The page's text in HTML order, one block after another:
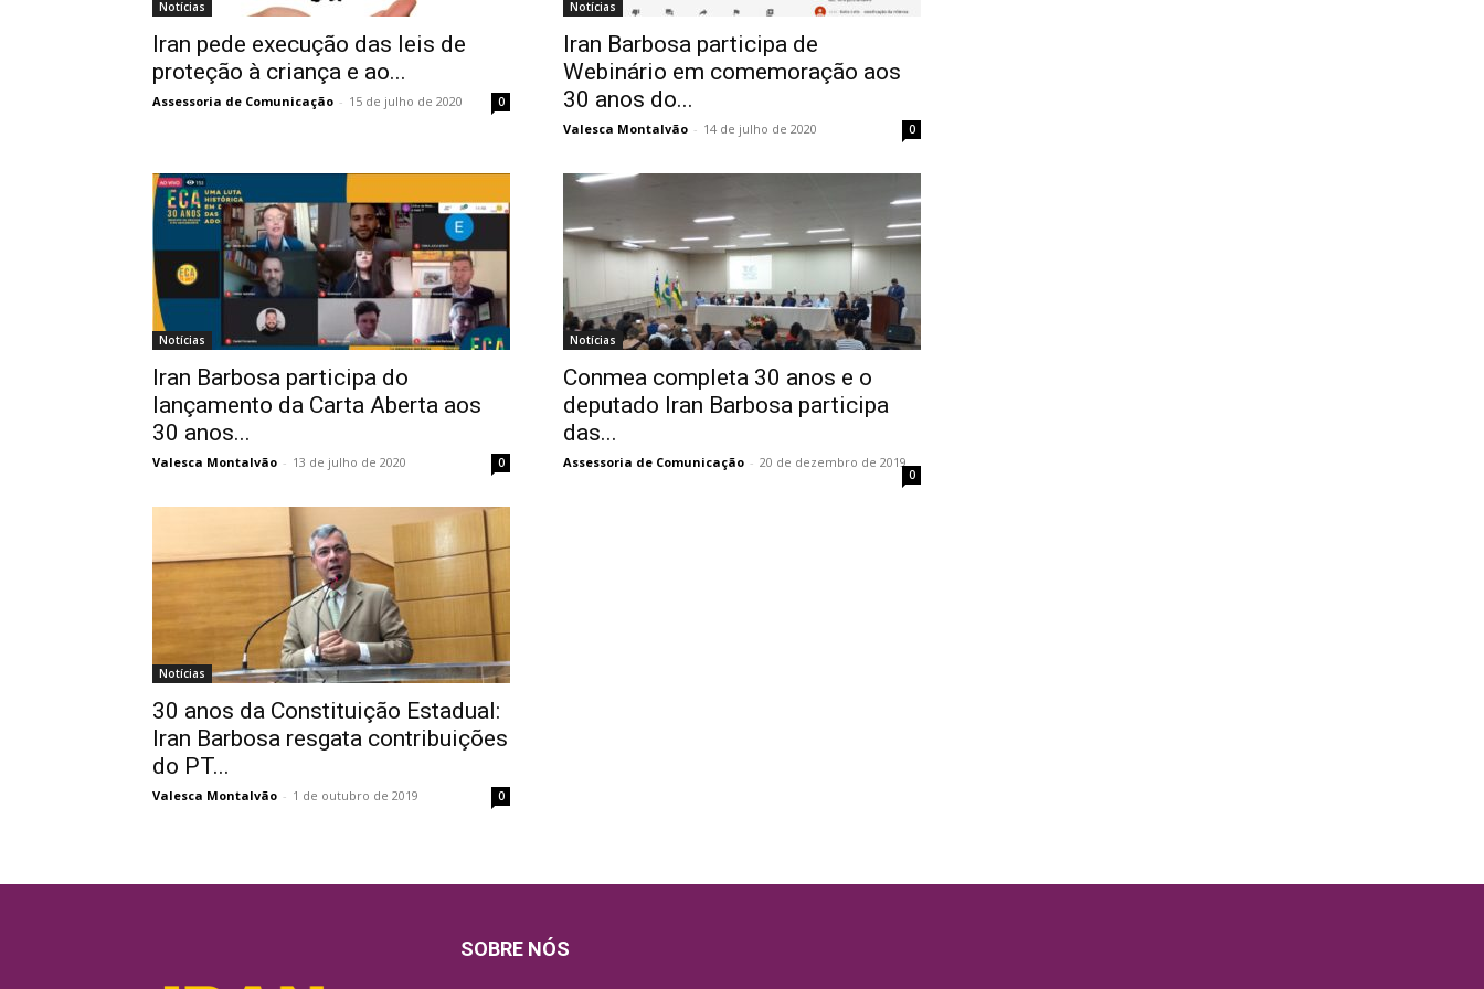
Notícias
Iran pede execução das leis de
proteção à criança e ao...
Assessoria de Comunicação - 15 de julho de 2020 0
Notícias
Iran Barbosa participa de
Webinário em comemoração aos
30 anos do...
Valesca Montalvão - 14 de julho de 2020 0
Notícias
Iran Barbosa participa do
lançamento da Carta Aberta aos
30 anos...
Valesca Montalvão - 13 de julho de 2020 0
Notícias
Conmea completa 30 anos e o
deputado Iran Barbosa participa
das...
Assessoria de Comunicação - 20 de dezembro de 2019
0
Notícias
30 anos da Constituição Estadual:
Iran Barbosa resgata contribuições
do PT...
Valesca Montalvão - 1 de outubro de 2019 0
SOBRE NÓS